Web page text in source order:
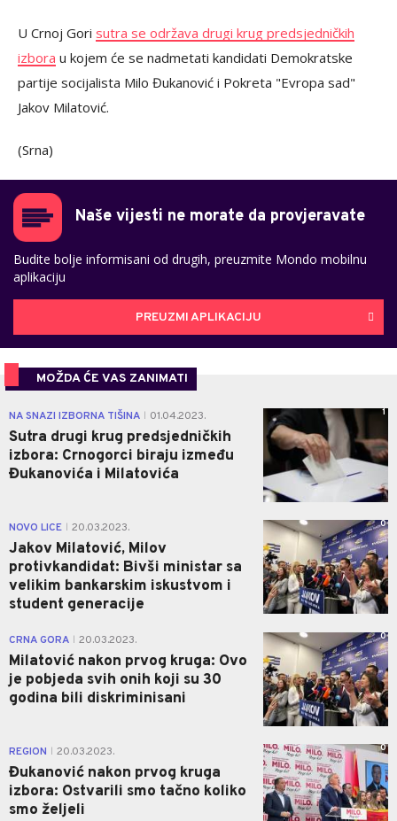
U Crnoj Gori sutra se održava drugi krug predsjedničkih
izbora u kojem će se nadmetati kandidati Demokratske
partije socijalista Milo Đukanović i Pokreta "Evropa sad"
Jakov Milatović.
(Srna)
Naše vijesti ne morate da provjeravate
Budite bolje informisani od drugih, preuzmite Mondo mobilnu
aplikaciju
PREUZMI APLIKACIJU
MOŽDA ĆE VAS ZANIMATI
NA SNAZI IZBORNA TIŠINA 01.04.2023.
Sutra drugi krug predsjedničkih
izbora: Crnogorci biraju između
Đukanovića i Milatovića
1
NOVO LICE 20.03.2023.
Jakov Milatović, Milov
protivkandidat: Bivši ministar sa
velikim bankarskim iskustvom i
student generacije
0
CRNA GORA 20.03.2023.
Milatović nakon prvog kruga: Ovo
je pobjeda svih onih koji su 30
godina bili diskriminisani
0
REGION 20.03.2023.
Đukanović nakon prvog kruga
izbora: Ostvarili smo tačno koliko
smo željeli
0